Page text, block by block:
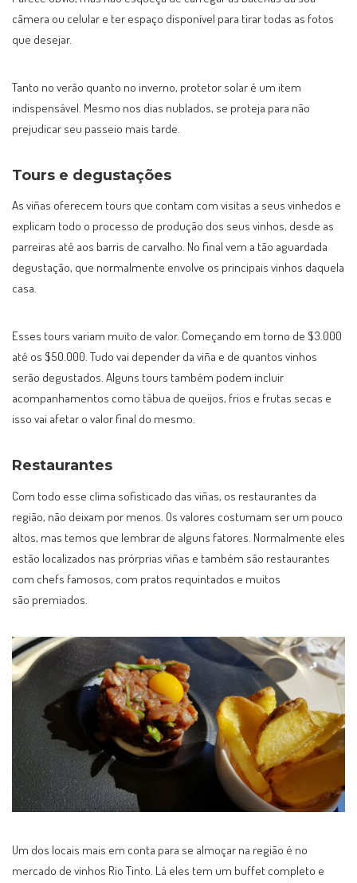
câmera ou celular e ter espaço disponível para tirar todas as fotos
que desejar.
Tanto no verão quanto no inverno, protetor solar é um item
indispensável. Mesmo nos dias nublados, se proteja para não
prejudicar seu passeio mais tarde.
Tours e degustações
As viñas oferecem tours que contam com visitas a seus vinhedos e
explicam todo o processo de produção dos seus vinhos, desde as
parreiras até aos barris de carvalho. No final vem a tão aguardada
degustação, que normalmente envolve os principais vinhos daquela
casa.
Esses tours variam muito de valor. Começando em torno de $3.000
até os $50.000. Tudo vai depender da viña e de quantos vinhos
serão degustados. Alguns tours também podem incluir
acompanhamentos como tábua de queijos, frios e frutas secas e
isso vai afetar o valor final do mesmo.
Restaurantes
Com todo esse clima sofisticado das viñas, os restaurantes da
região, não deixam por menos. Os valores costumam ser um pouco
altos, mas temos que lembrar de alguns fatores. Normalmente eles
estão localizados nas prórprias viñas e também são restaurantes
com chefs famosos, com pratos requintados e muitos
são premiados.
Um dos locais mais em conta para se almoçar na região é no
mercado de vinhos Rio Tinto. Lá eles tem um buffet completo e